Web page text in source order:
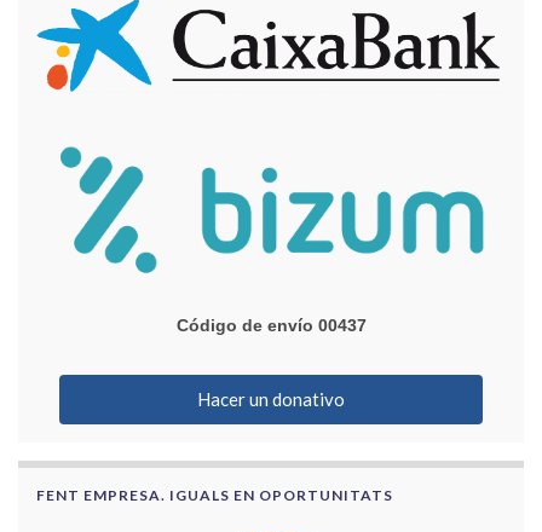
Código de envío 00437
Hacer un donativo
FENT EMPRESA. IGUALS EN OPORTUNITATS